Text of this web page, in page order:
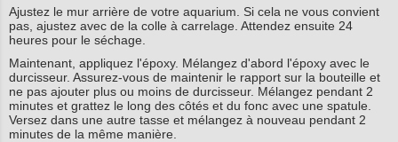
Ajustez le mur arrière de votre aquarium. Si cela ne vous convient
pas, ajustez avec de la colle à carrelage. Attendez ensuite 24
heures pour le séchage.
Maintenant, appliquez l'époxy. Mélangez d'abord l'époxy avec le
durcisseur. Assurez-vous de maintenir le rapport sur la bouteille et
ne pas ajouter plus ou moins de durcisseur. Mélangez pendant 2
minutes et grattez le long des côtés et du fonc avec une spatule.
Versez dans une autre tasse et mélangez à nouveau pendant 2
minutes de la même manière.